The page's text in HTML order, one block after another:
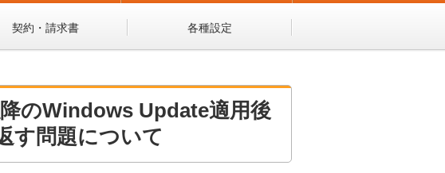
契約・請求書 各種設定
のWindows Update適用後
す問題について